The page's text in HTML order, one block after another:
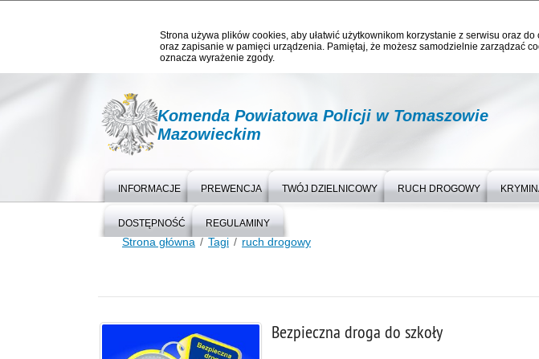
Strona używa plików cookies, aby ułatwić użytkownikom korzystanie z serwisu oraz
oraz zapisanie w pamięci urządzenia. Pamiętaj, że możesz samodzielnie zarządzać
oznacza wyrażenie zgody.
Komenda Powiatowa Policji w Tomaszowie
Mazowieckim
INFORMACJE PREWENCJA TWÓJ DZIELNICOWY RUCH DROGOWY
DOSTĘPNOŚĆ REGULAMINY
Strona główna Tagi ruch drogowy
Bezpieczna droga do szkoły